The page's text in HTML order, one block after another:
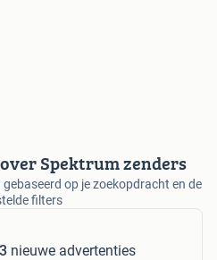
Spektrum zenders
op je zoekopdracht en de
filters
nieuwe advertenties